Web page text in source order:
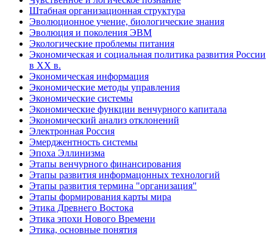
Штабная организационная структура
Эволюционное учение, биологические знания
Эволюция и поколения ЭВМ
Экологические проблемы питания
Экономическая и социальная политика развития России
в XX в.
Экономическая информация
Экономические методы управления
Экономические системы
Экономические функции венчурного капитала
Экономический анализ отклонений
Электронная Россия
Эмерджентность системы
Эпоха Эллинизма
Этапы венчурного финансирования
Этапы развития информацонных технологий
Этапы развития термина "организация"
Этапы формирования карты мира
Этика Древнего Востока
Этика эпохи Нового Времени
Этика, основные понятия